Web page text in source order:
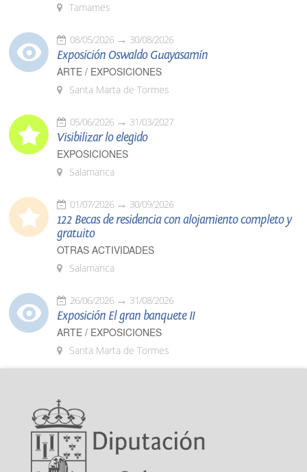
Tamames
08/05/2026 30/08/2026
Exposición Oswaldo Guayasamín
ARTE / EXPOSICIONES
Santa Marta de Tormes
05/06/2026 31/03/2027
Visibilizar lo elegido
EXPOSICIONES
Salamanca
01/07/2026 30/09/2026
122 Becas de residencia con alojamiento completo y
gratuito
OTRAS ACTIVIDADES
Salamanca
26/06/2026 31/08/2026
Exposición El gran banquete II
ARTE / EXPOSICIONES
Santa Marta de Tormes